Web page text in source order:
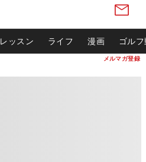
メルマガ登録
レッスン ライフ 漫画 ゴル